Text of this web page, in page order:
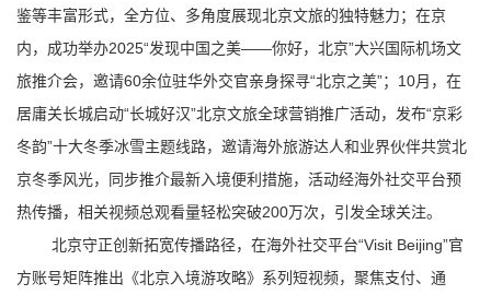
鉴等丰富形式，全方位、多角度展现北京文旅的独特魅力；在京
内，成功举办2025“发现中国之美——你好，北京”大兴国际机场文
旅推介会，邀请60余位驻华外交官亲身探寻“北京之美”；10月，在
居庸关长城启动“长城好汉”北京文旅全球营销推广活动，发布“京彩
冬韵”十大冬季冰雪主题线路，邀请海外旅游达人和业界伙伴共赏北
京冬季风光，同步推介最新入境便利措施，活动经海外社交平台预
热传播，相关视频总观看量轻松突破200万次，引发全球关注。
北京守正创新拓宽传播路径，在海外社交平台“Visit Beijing”官
方账号矩阵推出《北京入境游攻略》系列短视频，聚焦支付、通